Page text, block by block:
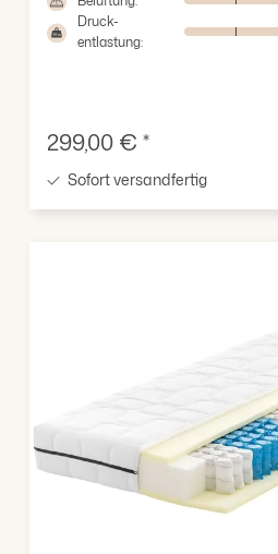
Druck-
entlastung:
Verkaufspreis:
299,00 € *
Sofort versandfertig